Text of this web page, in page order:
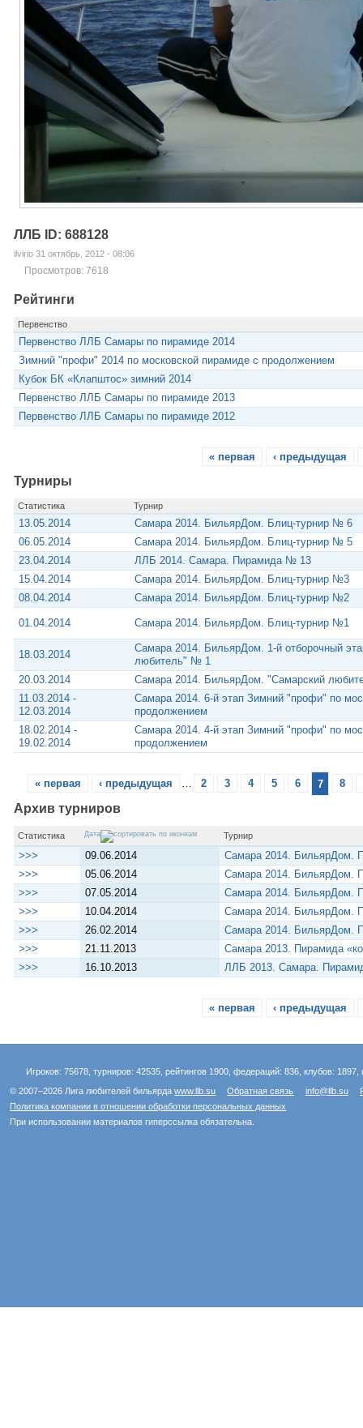
ЛЛБ ID: 688128
ilvirio 31 октябрь, 2012 - 08:06
Просмотров: 7618
Рейтинги
Первенство
Первенство ЛЛБ Самары по пирамиде 2014
Зимний "профи" 2014 по московской пирамиде с продолжением
Кубок БК «Клапштос» зимний 2014
Первенство ЛЛБ Самары по пирамиде 2013
Первенство ЛЛБ Самары по пирамиде 2012
« первая ‹ предыдущая
Турниры
Статистика Турнир
13.05.2014
Самара 2014. БильярДом. Блиц-турнир № 6
06.05.2014
Самара 2014. БильярДом. Блиц-турнир № 5
23.04.2014
ЛЛБ 2014. Самара. Пирамида № 13
15.04.2014
Самара 2014. БильярДом. Блиц-турнир №3
08.04.2014
Самара 2014. БильярДом. Блиц-турнир №2
01.04.2014 Самара 2014. БильярДом. Блиц-турнир №1
18.03.2014
Самара 2014. БильярДом. 1-й отборочный
любитель" № 1
20.03.2014
Самара 2014. БильярДом. "Самарский
11.03.2014 -
12.03.2014
Самара 2014. 6-й этап Зимний "профи" по
продолжением
18.02.2014 -
19.02.2014
Самара 2014. 4-й этап Зимний "профи" по
продолжением
« первая ‹ предыдущая … 2 3 4 5 6 7 8
Архив турниров
Статистика Дата Турнир
>>> 09.06.2014
Самара 2014. БильярДом.
>>>
05.06.2014
Самара 2014. БильярДом.
>>>
07.05.2014
Самара 2014. БильярДом.
>>>
10.04.2014
Самара 2014. БильярДом.
>>>
26.02.2014
Самара 2014. БильярДом.
>>>
21.11.2013
Самара 2013. Пирамида
>>>
16.10.2013 ЛЛБ 2013. Самара.
« первая ‹ предыдущая
Игроков: 75678, турниров: 42535, рейтингов 1900, федераций: 836, клубов:
© 2007–2026 Лига любителей бильярдаwww.llb.su Обратная связь info@llb.su
Политика компании в отношении обработки персональных данных
При использовании материалов гиперссылка обязательна.